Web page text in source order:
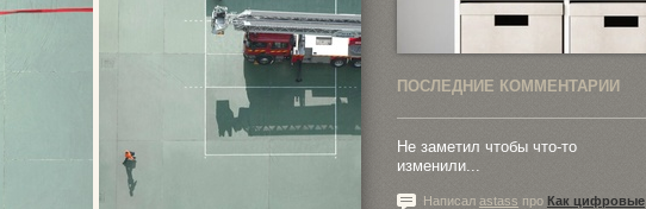
ПОСЛЕДНИЕ КОММЕНТАРИИ
Не заметил чтобы что-то
изменили...
Написал astass про Как цифровые